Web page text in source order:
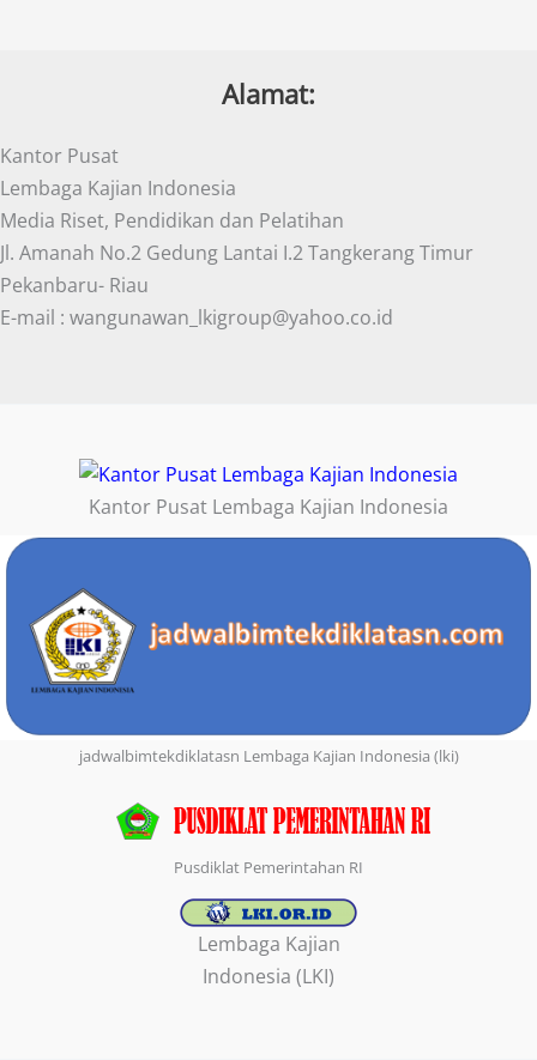
Alamat:
Kantor Pusat
Lembaga Kajian Indonesia
Media Riset, Pendidikan dan Pelatihan
Jl. Amanah No.2 Gedung Lantai I.2 Tangkerang Timur
Pekanbaru- Riau
E-mail : wangunawan_lkigroup@yahoo.co.id
Kantor Pusat Lembaga Kajian Indonesia
jadwalbimtekdiklatasn Lembaga Kajian Indonesia (lki)
Pusdiklat Pemerintahan RI
Lembaga Kajian
Indonesia (LKI)